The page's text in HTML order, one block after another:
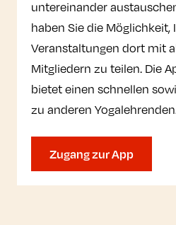
untereinander
haben Sie die Möglichkeit,
Veranstaltungen dort mit
Mitgliedern zu teilen. Die
bietet einen schnellen
zu anderen
Zugang zur App